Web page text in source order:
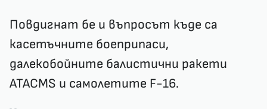
Повдигнат бе и въпросът къде са
касетъчните боеприпаси,
далекобойните балистични ракети
ATACMS и самолетите F-16.